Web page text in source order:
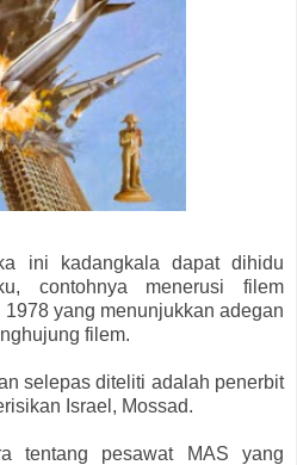
ini kadangkala dapat dihidu
contohnya menerusi filem
yang menunjukkan adegan
filem.
selepas diteliti adalah penerbit
Israel, Mossad.
tentang pesawat MAS yang